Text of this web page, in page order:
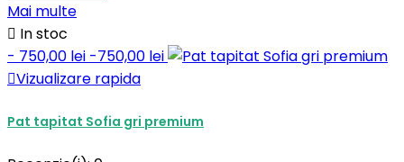
Mai multe
 In stoc
- 750,00 lei -750,00 lei
Vizualizare rapida
Pat tapitat Sofia gri premium